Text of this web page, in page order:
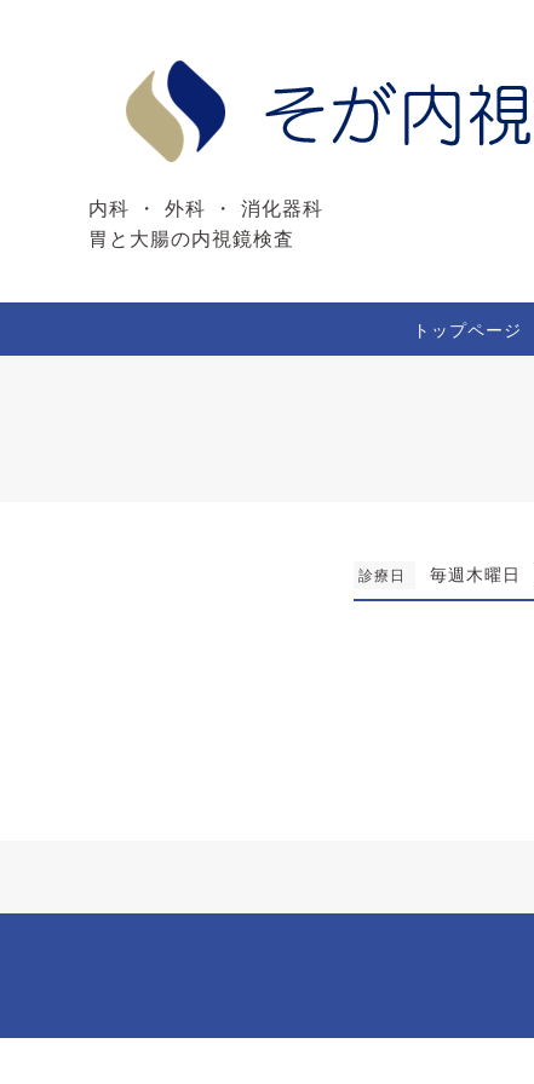
内科 ・ 外科 ・ 消化器科
胃と大腸の内視鏡検査
トップページ
診療日 毎週木曜日